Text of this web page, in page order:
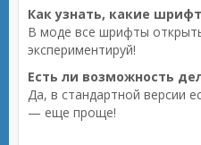
Как узнать, какие
В моде все шрифты
экспериментируй!
Есть ли возможность
Да, в стандартной версии
— еще проще!